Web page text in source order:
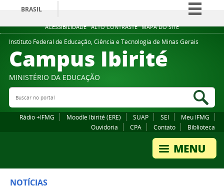
ACESSIBILIDADE ALTO CONTRASTE MAPA DO SITE
BRASIL
Simplifique!
Comunica BR
Participe
Legislação
Instituto Federal de Educação, Ciência e Tecnologia de Minas Gerais
Campus Ibirité
MINISTÉRIO DA EDUCAÇÃO
Buscar no portal
Rádio +IFMG Moodle Ibirité (ERE) SUAP SEI
Meu IFMG
Ouvidoria
CPA Contato Biblioteca
NOTÍCIAS